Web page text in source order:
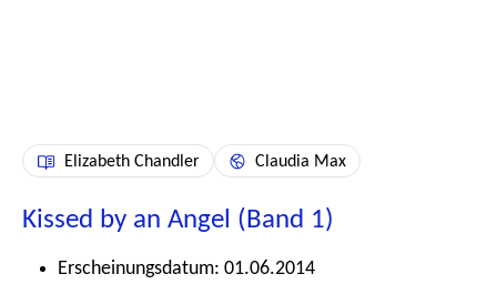
Elizabeth Chandler Claudia Max
Kissed by an Angel (Band 1)
Erscheinungsdatum: 01.06.2014